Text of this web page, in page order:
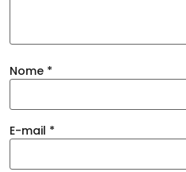
Nome *
E-mail *